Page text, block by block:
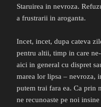
Staruirea in nevroza.
a frustrarii in aroganta.
Incet, incet, dupa cateva
pentru altii, timp in care
aici in general cu dispret
marea lor lipsa – nevroza,
putem trai fara ea. Ca prin
ne recunoaste pe noi